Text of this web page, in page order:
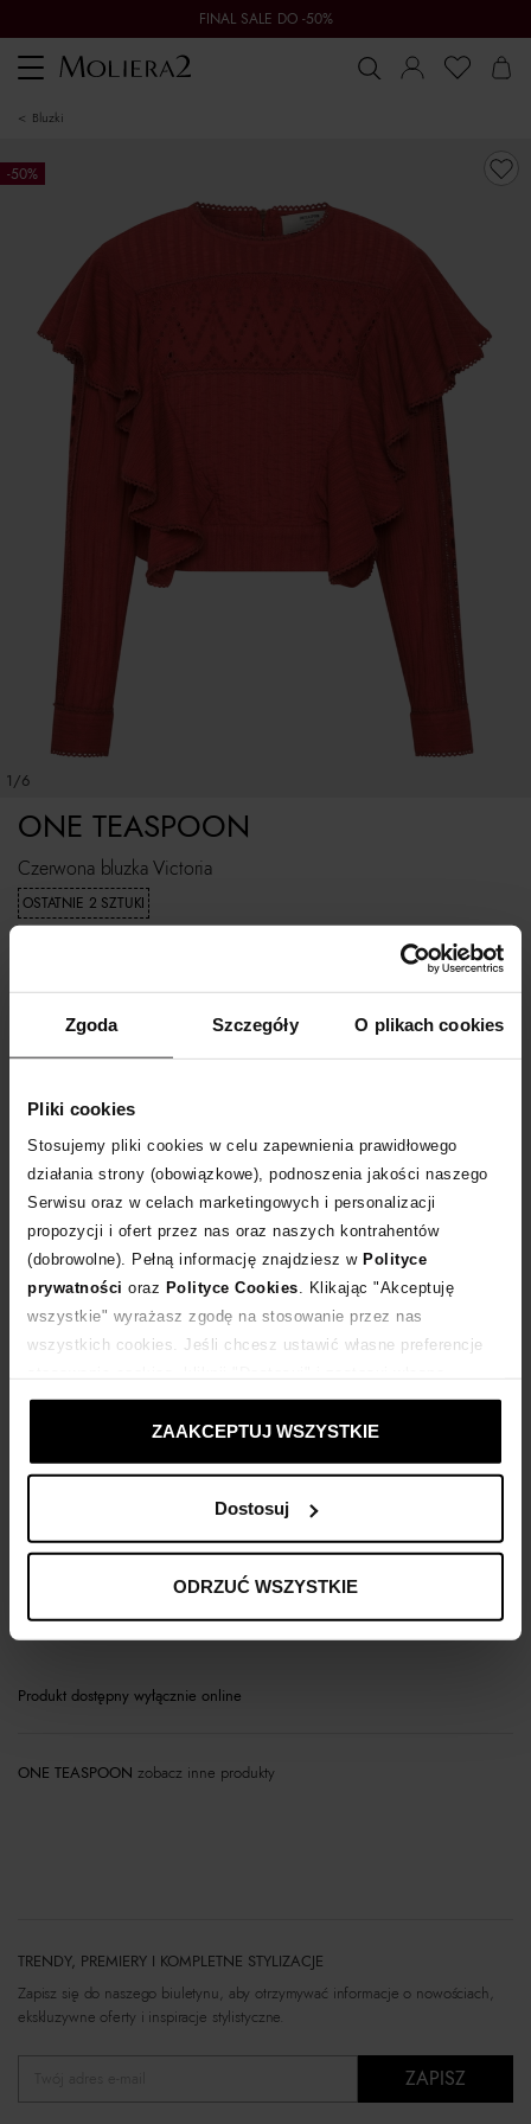
Zgoda Szczegóły O plikach cookies
Pliki cookies
Stosujemy pliki cookies w celu zapewnienia prawidłowego
działania strony (obowiązkowe), podnoszenia jakości naszego
Serwisu oraz w celach marketingowych i personalizacji
propozycji i ofert przez nas oraz naszych kontrahentów
(dobrowolne). Pełną informację znajdziesz w Polityce
prywatności oraz Polityce Cookies . Klikając "Akceptuję
wszystkie" wyrażasz zgodę na stosowanie przez nas
wszystkich cookies. Jeśli chcesz ustawić własne preferencje
ustawienia prywatności.
ZAAKCEPTUJ WSZYSTKIE
Dostosuj
ODRZUĆ WSZYSTKIE
FINAL SALE DO -50%
Toggle
navigation
bluzki
-50%
1/6
Czerwona bluzka Victoria
OSTATNIE 2 SZTUKI
ONE TEASPOON
Najniższa cena z 30 dni przed obniżką:1 039zł
Rozmiarówka zawyżona. Polecamy kupować o 1 rozmiar mniejsze.
Tabela rozmiarów
WYBIERZ ROZMIAR
DODAJ DO KOSZYKA
Dostawa od 0 zł
+104 punktówzyskujesz w Klubie Korzyści
Kup teraz, Zapłać później!
Opis produktu
Produkt dostępny wyłącznie online
ONE TEASPOON zobacz inne produkty
TRENDY, PREMIERY I KOMPLETNE STYLIZACJE
Zapisz się do naszego biuletynu, aby otrzymywać informacje o nowościach,
ekskluzywne oferty i inspiracje stylistyczne.
ZAPISZ